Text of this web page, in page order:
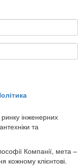
інженерних
та
Компанії, мета –
кожному клієнтові.